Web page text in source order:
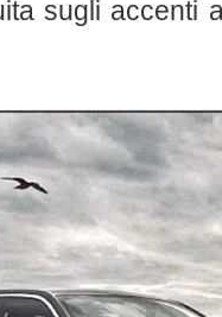
sugli accenti